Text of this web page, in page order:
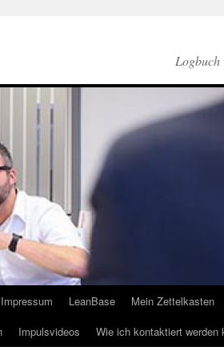
Impressum LeanBase Mein Zettelkasten
Impulsvideos Wie ich kontaktiert werden